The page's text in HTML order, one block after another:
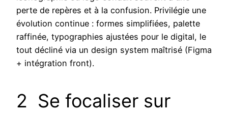
perte de repères et à la confusion. Privilégie une
évolution continue : formes simplifiées, palette
raffinée, typographies ajustées pour le digital, le
tout décliné via un design system maîtrisé (Figma
+ intégration front).
2 Se focaliser sur